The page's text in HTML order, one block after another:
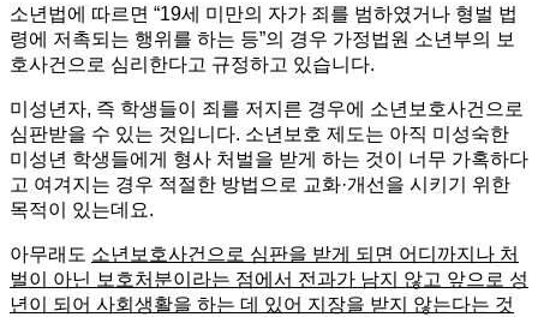
소년법에 따르면 “19세 미만의 자가 죄를 범하였거나 형벌 법
령에 저촉되는 행위를 하는 등”의 경우 가정법원 소년부의 보
호사건으로 심리한다고 규정하고 있습니다.
미성년자, 즉 학생들이 죄를 저지른 경우에 소년보호사건으로
심판받을 수 있는 것입니다. 소년보호 제도는 아직 미성숙한
미성년 학생들에게 형사 처벌을 받게 하는 것이 너무 가혹하다
고 여겨지는 경우 적절한 방법으로 교화·개선을 시키기 위한
목적이 있는데요.
아무래도 소년보호사건으로 심판을 받게 되면 어디까지나 처
벌이 아닌 보호처분이라는 점에서 전과가 남지 않고 앞으로 성
년이 되어 사회생활을 하는 데 있어 지장을 받지 않는다는 것